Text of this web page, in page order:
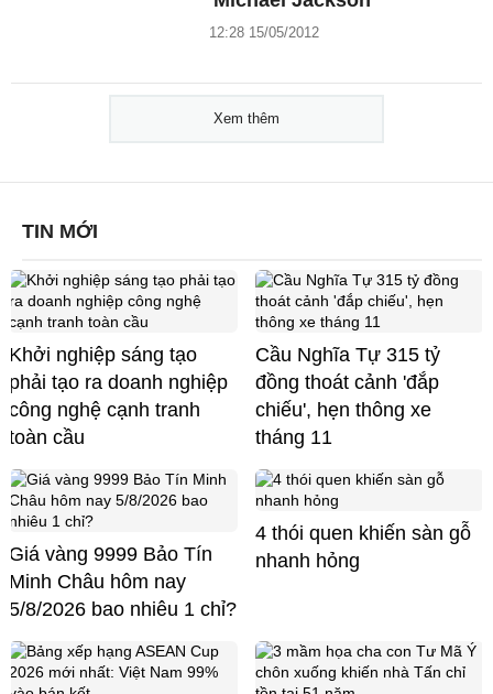
12:28 15/05/2012
Xem thêm
TIN MỚI
Khởi nghiệp sáng tạo
phải tạo ra doanh nghiệp
công nghệ cạnh tranh
toàn cầu
Cầu Nghĩa Tự 315 tỷ
đồng thoát cảnh 'đắp
chiếu', hẹn thông xe
tháng 11
Giá vàng 9999 Bảo Tín
Minh Châu hôm nay
5/8/2026 bao nhiêu 1 chỉ?
4 thói quen khiến sàn gỗ
nhanh hỏng